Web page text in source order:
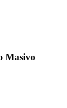
Masivo